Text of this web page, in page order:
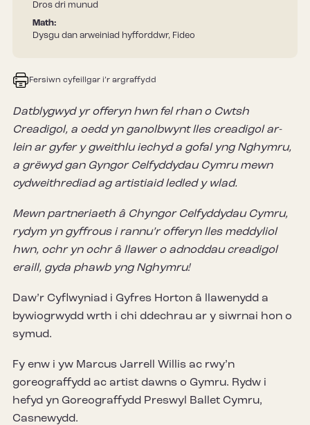
Dros dri munud
Math:
Dysgu dan arweiniad hyfforddwr, Fideo
Fersiwn cyfeillgar i’r argraffydd
Datblygwyd yr offeryn hwn fel rhan o Cwtsh
Creadigol, a oedd yn ganolbwynt lles creadigol ar-
lein ar gyfer y gweithlu iechyd a gofal yng Nghymru,
a grëwyd gan Gyngor Celfyddydau Cymru mewn
cydweithrediad ag artistiaid ledled y wlad.
Mewn partneriaeth â Chyngor Celfyddydau Cymru,
rydym yn gyffrous i rannu’r offeryn lles meddyliol
hwn, ochr yn ochr â llawer o adnoddau creadigol
eraill, gyda phawb yng Nghymru!
Daw’r Cyflwyniad i Gyfres Horton â llawenydd a
bywiogrwydd wrth i chi ddechrau ar y siwrnai hon o
symud.
Fy enw i yw Marcus Jarrell Willis ac rwy’n
goreograffydd ac artist dawns o Gymru. Rydw i
hefyd yn Goreograffydd Preswyl Ballet Cymru,
Casnewydd.